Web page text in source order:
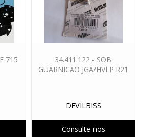
715
34.411.122 - SOB.
GUARNICAO JGA/HVLP R21
DEVILBISS
Consulte-nos